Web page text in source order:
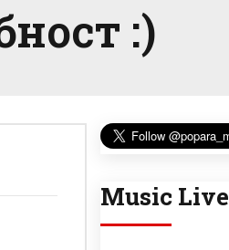
:)
Music Live